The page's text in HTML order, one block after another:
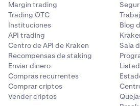
Margin trading
Trading OTC
Instituciones
API trading
Centro de API de Kraken
Recompensas de staking
Enviar dinero
Compras recurrentes
Comprar criptos
Vender criptos
Blog
Sala